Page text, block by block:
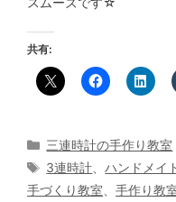
共有:
カ
テ
リ
三連時計の手作り教室
タ
グ
3連時計 、ハンドメイ
手づくり教室
手作り教